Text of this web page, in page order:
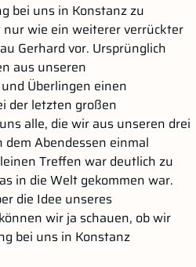
bei uns in Konstanz zu
wie ein weiterer verrückter
Gerhard vor. Ursprünglich
aus unseren
Überlingen einen
der letzten großen
alle, die wir aus unseren drei
dem Abendessen einmal
Treffen war deutlich zu
in die Welt gekommen war.
die Idee unseres
wir ja schauen, ob wir
bei uns in Konstanz